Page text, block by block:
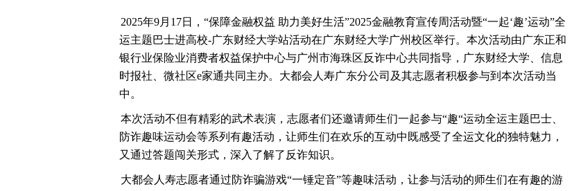
2025年9月17日，“保障金融权益 助力美好生活”2025金融教育宣传周活动暨“一起‘趣’运动”全
运主题巴士进高校-广东财经大学站活动在广东财经大学广州校区举行。本次活动由广东正和
银行业保险业消费者权益保护中心与广州市海珠区反诈中心共同指导，广东财经大学、信息
时报社、微社区e家通共同主办。大都会人寿广东分公司及其志愿者积极参与到本次活动当
中。
本次活动不但有精彩的武术表演，志愿者们还邀请师生们一起参与“趣“运动全运主题巴士、
防诈趣味运动会等系列有趣活动，让师生们在欢乐的互动中既感受了全运文化的独特魅力，
又通过答题闯关形式，深入了解了反诈知识。
大都会人寿志愿者通过防诈骗游戏“一锤定音”等趣味活动，让参与活动的师生们在有趣的游